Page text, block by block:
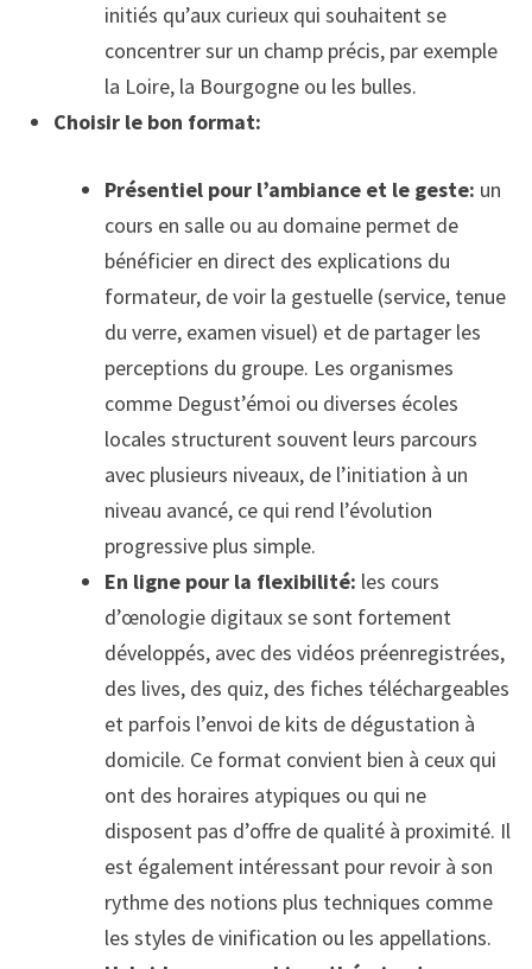
initiés qu’aux curieux qui souhaitent se
concentrer sur un champ précis, par exemple
la Loire, la Bourgogne ou les bulles.
Choisir le bon format:
Présentiel pour l’ambiance et le geste: un
cours en salle ou au domaine permet de
bénéficier en direct des explications du
formateur, de voir la gestuelle (service, tenue
du verre, examen visuel) et de partager les
perceptions du groupe. Les organismes
comme Degust’émoi ou diverses écoles
locales structurent souvent leurs parcours
avec plusieurs niveaux, de l’initiation à un
niveau avancé, ce qui rend l’évolution
progressive plus simple.
En ligne pour la flexibilité: les cours
d’œnologie digitaux se sont fortement
développés, avec des vidéos préenregistrées,
des lives, des quiz, des fiches téléchargeables
et parfois l’envoi de kits de dégustation à
domicile. Ce format convient bien à ceux qui
ont des horaires atypiques ou qui ne
disposent pas d’offre de qualité à proximité. Il
est également intéressant pour revoir à son
rythme des notions plus techniques comme
les styles de vinification ou les appellations.